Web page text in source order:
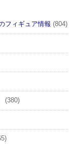
フィギュア情報 (804)
(380)